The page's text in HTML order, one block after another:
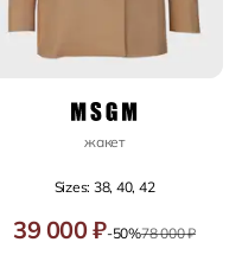
жакет
Sizes: 38, 40, 42
39 000 ₽-50%78 000 ₽